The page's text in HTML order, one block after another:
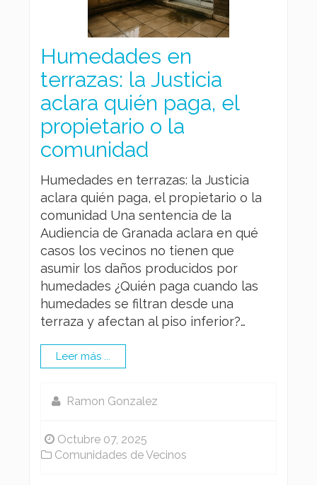
Humedades en
terrazas: la Justicia
aclara quién paga, el
propietario o la
comunidad
Humedades en terrazas: la Justicia
aclara quién paga, el propietario o la
comunidad Una sentencia de la
Audiencia de Granada aclara en qué
casos los vecinos no tienen que
asumir los daños producidos por
humedades ¿Quién paga cuando las
humedades se filtran desde una
terraza y afectan al piso inferior?…
Leer más ...
Ramon Gonzalez
Octubre 07, 2025
Comunidades de Vecinos